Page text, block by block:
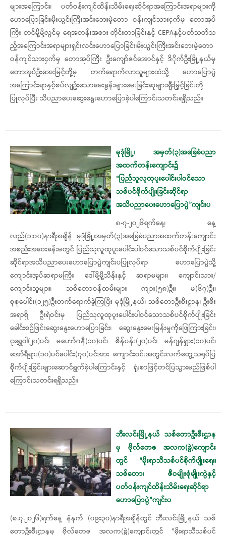
များအကြောင်း၊ ပတ်ဝန်းကျင်ထိန်းသိမ်းရေးဆိုင်ရာအကြောင်းအရာများကို
ဟောပြောခြင်း၊မိုးယွင်းကြီးအင်းဘေးမဲ့တော ဝန်းကျင်သားငှက်မှ တောအုပ်
ကြီး တင်မို့မို့လွင်မှ ရေအတန်းအစား တိုင်းတာခြင်းနှင့် CEPAနှင့်ပတ်သတ်သ
ည့်အကြောင်းအရာများရှင်းလင်းဟောပြောခြင်း၊မိုးယွင်းကြီးအင်းဘေးမဲ့တော
ဝန်ကျင်သားငှက်မှ တောအုပ်ကြီး ဦးကျော်ဇင်အောင်နှင့် ဒိိုက်ဦးမြို့နယ်မှ
တောအုပ်ဦးအေးမြင့်တို့မှ တက်ရောက်လာသူများထံသို့ ဟောပြောပွဲ
အကြောင်းရာနှင့်စပ်လျဥ်းသောမေးခွန်းများမေးခြင်းဆုများချီးမြှင့်ခြင်းတို့
ပြုလုပ်ပြီး သိပညာပေးဆွေးနွေးဟောပြောခဲ့ပါကြောင်းသတင်းရရှိသည်။
မုဒုံမြို့၊ အမှတ်(၃)အခြေခံပညာ
အထက်တန်းကျောင်း၌
“ပြည်သူလူထုပူးပေါင်းပါဝင်သော
သစ်ပင်စိုက်ပျိုးခြင်းဆိုင်ရာ
အသိပညာပေးဟောပြောပွဲ”ကျင်းပ
၈-၇-၂၀၂၆ရက်နေ့၊ နေ့
လည်(၁:၀၀)နာရီအချိန် မုဒုံမြို့၊အမှတ်(၃)အခြေခံပညာအထက်တန်းကျောင်း
အစည်းအဝေးခန်းမတွင် ပြည်သူလူထုပူးပေါင်းပါဝင်သောသစ်ပင်စိုက်ပျိုးခြင်း
ဆိုင်ရာအသိပညာပေးဟောပြောပွဲကျင်းပပြုလုပ်ရာ ဟောပြောပွဲသို့
ကျောင်းအုပ်ဆရာမကြီး ဒေါ်မို့မို့သိန်းနှင့် ဆရာမများ၊ ကျောင်းသား/
ကျောင်းသူများ၊ သစ်တောဝန်ထမ်းများ ကျား(၅၈)ဦး၊ မ(၆၇)ဦး၊
စုစုပေါင်း(၁၂၅)ဦးတက်ရောက်ခဲ့ကြပြီး မုဒုံမြို့နယ်၊ သစ်တောဦးစီးဌာန၊ ဦးစီး
အရာရှိ ဦးရဲဝင်းမှ ပြည်သူလူထုပူးပေါင်းပါဝင်သောသစ်ပင်စိုက်ပျိုးခြင်း
ခေါင်းစဉ်ဖြင်းဆွေးနွေးဟောပြောခြင်း၊ ဆွေးနွေးမေးမြန်းမှုကိုဖြေကြားခြင်း၊
ငုရွှေဝါ(၂၀)ပင်၊ မဟော်ဂနီ(၁၀)ပင်၊ စိန်ပန်း(၂၀)ပင်၊ မန်ဂျန်ရှား(၁၀)ပင်၊
အော်ရီရှား(၁၀)ပင်ပေါင်း(၇၀)ပင်အား ကျောင်းဝင်းအတွင်းလက်တွေ့သရုပ်ပြ
စိုက်ပျိုးခြင်းများဆောင်ရွက်ခဲ့ပါကြောင်းနှင့် ရုံးစာဖြင့်တင်ပြသွားမည်ဖြစ်ပါ
ကြောင်းသတင်းရရှိသည်။
ဘီးလင်းမြို့နယ် သစ်တောဦးစီးဌာန
မှ ဗိုလ်တေဇ အလက(ခွဲ)ကျောင်း
တွင် "မိုးရာသီသစ်ပင်စိုက်ပျိုးရေး၊
သစ်တော၊ ဇီဝမျိုးစုံမျိုးကွဲနှင့်
ပတ်ဝန်းကျင်ထိန်းသိမ်းရေးဆိုင်ရာ
ဟောပြောပွဲ"ကျင်းပ
(၈.၇.၂၀၂၆)ရက်နေ့ နံနက် (၀၉း၃၀)နာရီအချိန်တွင် ဘီးလင်းမြို့နယ် သစ်
တောဦးစီးဌာနမှ ဗိုလ်တေဇ အလက(ခွဲ)ကျောင်းတွင် "မိုးရာသီသစ်ပင်